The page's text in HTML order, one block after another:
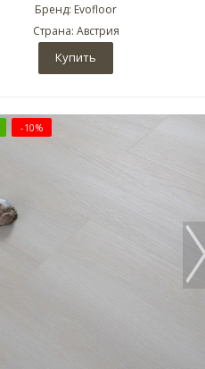
Бренд: Evofloor
Страна: Австрия
Купить
-10%